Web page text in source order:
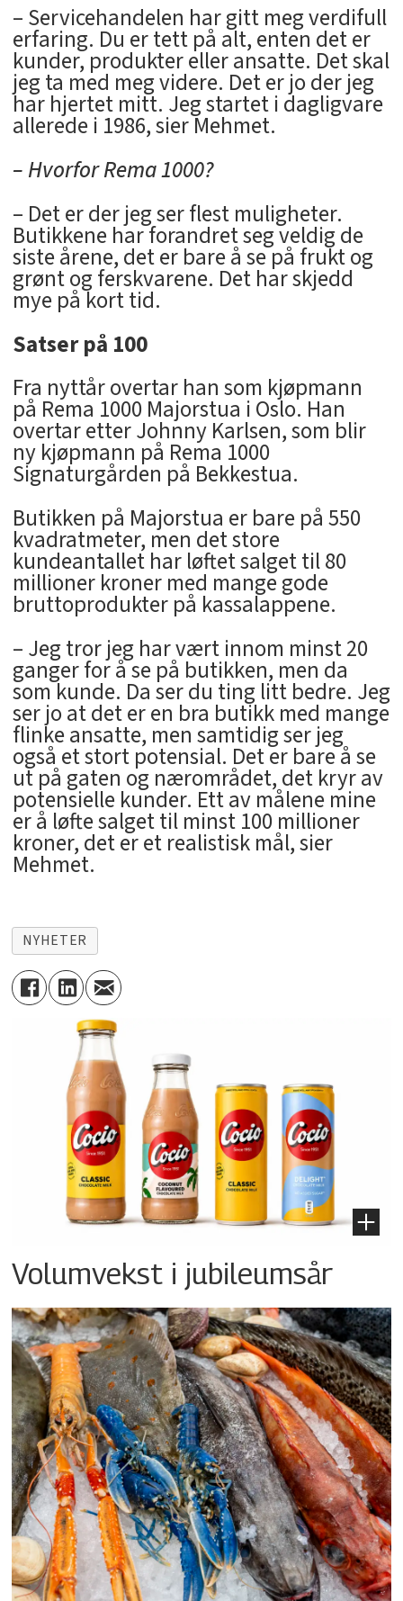
– Servicehandelen har gitt meg verdifull
erfaring. Du er tett på alt, enten det er
kunder, produkter eller ansatte. Det skal
jeg ta med meg videre. Det er jo der jeg
har hjertet mitt. Jeg startet i dagligvare
allerede i 1986, sier Mehmet.
– Hvorfor Rema 1000?
– Det er der jeg ser flest muligheter.
Butikkene har forandret seg veldig de
siste årene, det er bare å se på frukt og
grønt og ferskvarene. Det har skjedd
mye på kort tid.
Satser på 100
Fra nyttår overtar han som kjøpmann
på Rema 1000 Majorstua i Oslo. Han
overtar etter Johnny Karlsen, som blir
ny kjøpmann på Rema 1000
Signaturgården på Bekkestua.
Butikken på Majorstua er bare på 550
kvadratmeter, men det store
kundeantallet har løftet salget til 80
millioner kroner med mange gode
bruttoprodukter på kassalappene.
– Jeg tror jeg har vært innom minst 20
ganger for å se på butikken, men da
som kunde. Da ser du ting litt bedre. Jeg
ser jo at det er en bra butikk med mange
flinke ansatte, men samtidig ser jeg
også et stort potensial. Det er bare å se
ut på gaten og nærområdet, det kryr av
potensielle kunder. Ett av målene mine
er å løfte salget til minst 100 millioner
kroner, det er et realistisk mål, sier
Mehmet.
NYHETER
Volumvekst i jubileumsår